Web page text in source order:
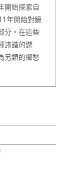
開始探索自
年開始對鏡
分。在這些
詼諧的遊
另類的鄉愁